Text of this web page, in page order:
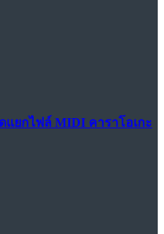
แยกไฟล์ MIDI คาราโอเกะ